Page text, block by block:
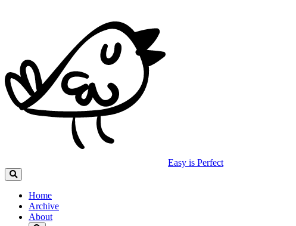
Easy is Perfect
Home
Archive
About